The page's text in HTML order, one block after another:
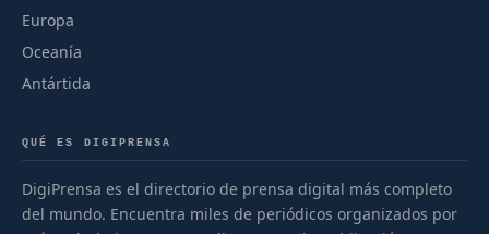
Europa
Oceanía
Antártida
QUÉ ES DIGIPRENSA
DigiPrensa es el directorio de prensa digital más completo
del mundo. Encuentra miles de periódicos organizados por